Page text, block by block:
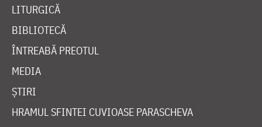
LITURGICĂ
BIBLIOTECĂ
ÎNTREABĂ PREOTUL
MEDIA
ȘTIRI
HRAMUL SFINTEI CUVIOASE PARASCHEVA